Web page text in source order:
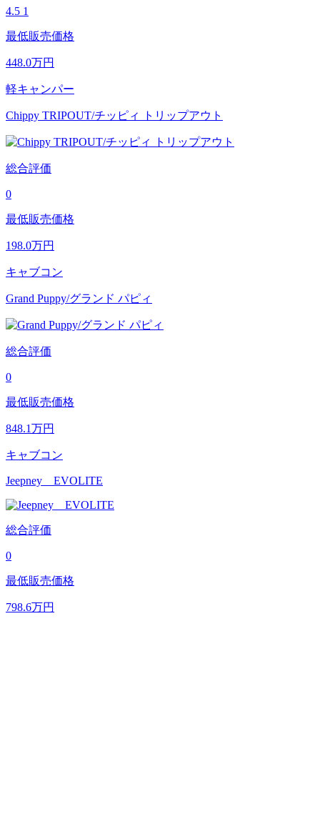
4.5 1
最低販売価格
448.0万円
軽キャンパー
Chippy TRIPOUT/チッピィ トリップアウト
総合評価
0
最低販売価格
198.0万円
キャブコン
Grand Puppy/グランド パピィ
総合評価
0
最低販売価格
848.1万円
キャブコン
Jeepney EVOLITE
総合評価
0
最低販売価格
798.6万円